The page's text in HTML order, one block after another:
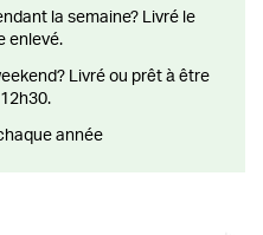
enlevé.
année